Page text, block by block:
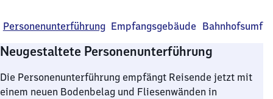
Personenunterführung Empfangsgebäude
Neugestaltete Personenunterführung
Die Personenunterführung empfängt Reisende jetzt mit
einem neuen Bodenbelag und Fliesenwänden in